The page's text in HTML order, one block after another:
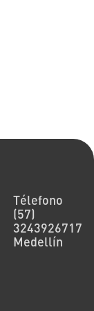
Télefono
(57)
3243926717
Medellín